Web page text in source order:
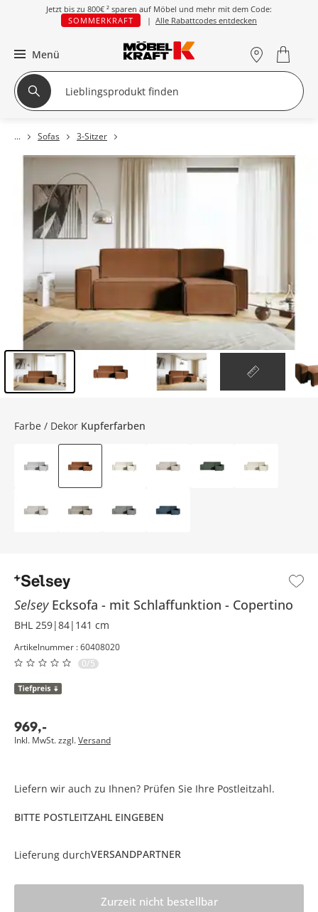
Jetzt bis zu 800€ ² sparen auf Möbel und mehr mit dem Code:
SOMMERKRAFT
| Alle Rabattcodes entdecken
Menü
Sofas 3-Sitzer
Selsey Ecksofa mit Schlaffunktion Copertino
BHL 259|84|141 cm
Artikelnummer : 60408020
0/5
969,-
Inkl. MwSt. zzgl.Versand
Farbe / Dekor Kupferfarben
Liefern wir auch zu Ihnen? Prüfen Sie Ihre Postleitzahl.
BITTE POSTLEITZAHL EINGEBEN
Lieferung durchVERSANDPARTNER
Zurzeit nicht bestellbar